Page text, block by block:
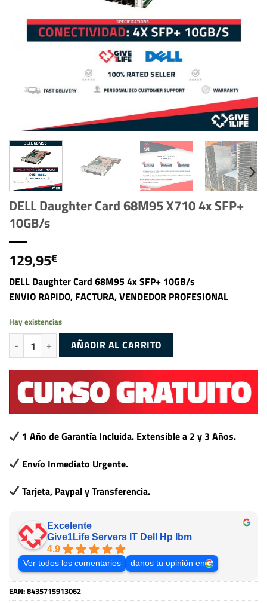
DELL Daughter Card 68M95 X710 4x SFP+
10GB/s
129,95€
DELL Daughter Card 68M95 4x SFP+ 10GB/s
ENVIO RAPIDO, FACTURA, VENDEDOR PROFESIONAL
Hay existencias
DELL Daughter Card 68M95 X710 4x SFP+ 10GB/s cantidad
AÑADIR AL CARRITO
1 Año de Garantía Incluida. Extensible a 2 y 3 Años.
Envío Inmediato Urgente.
Tarjeta, Paypal y Transferencia.
Excelente
Give1Life Servers IT Dell Hp Ibm
4.9
Ver todos los comentarios danos tu opinión en
EAN:8435715913062